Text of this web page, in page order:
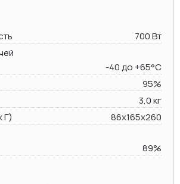
700 Вт
-40 до +65°C
95%
3,0 кг
Г)
86x165x260
89%